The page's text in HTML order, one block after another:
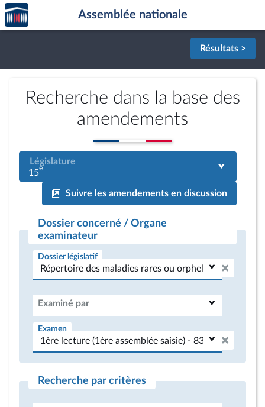
Aller au contenu
Aller en bas de la page
Accèder
à la
page
Assemblée nationale
Résultats >
Recherche dans la base des
amendements
Législature
15e
Suivre les amendements en discussion
Dossier concerné / Organe
examinateur
Dossier législatif
Examiné par
Examen
Recherche par critères